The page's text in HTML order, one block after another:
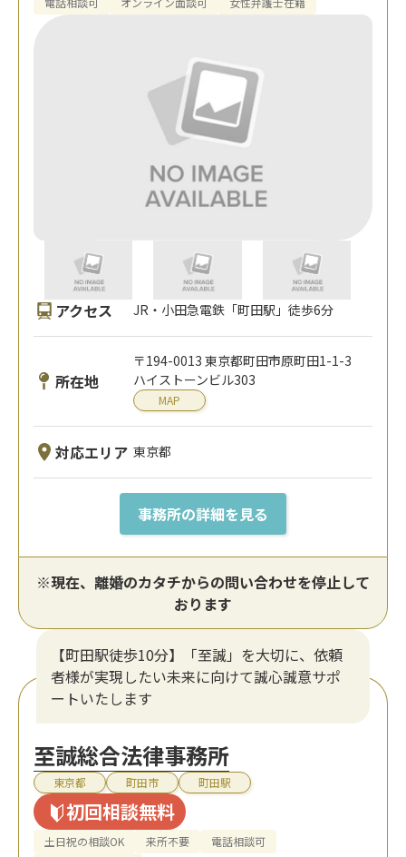
アクセス JR・小田急電鉄「町田駅」徒歩6分
所在地
〒194-0013 東京都町田市原町田1-1-3
ハイストーンビル303
MAP
対応エリア 東京都
事務所の詳細を見る
※現在、離婚のカタチからの問い合わせを停止して
おります
【町田駅徒歩10分】「至誠」を大切に、依頼
者様が実現したい未来に向けて誠心誠意サポ
ートいたします
至誠総合法律事務所
東京都 町田市 町田駅
初回相談無料
土日祝の相談OK 来所不要
電話相談可